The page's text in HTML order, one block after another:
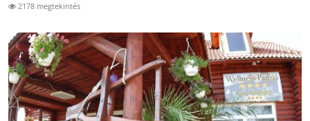
2178 megtekintés